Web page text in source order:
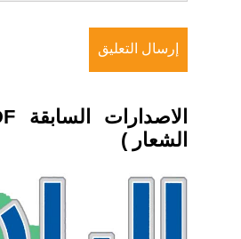
الشعار )